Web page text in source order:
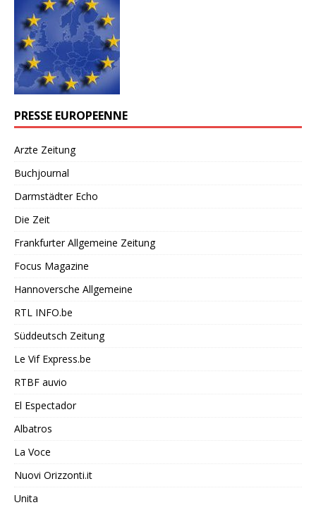
PRESSE EUROPEENNE
Arzte Zeitung
Buchjournal
Darmstädter Echo
Die Zeit
Frankfurter Allgemeine Zeitung
Focus Magazine
Hannoversche Allgemeine
RTL INFO.be
Süddeutsch Zeitung
Le Vif Express.be
RTBF auvio
El Espectador
Albatros
La Voce
Nuovi Orizzonti.it
Unita